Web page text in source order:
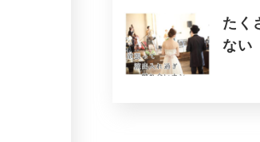
たく
ない